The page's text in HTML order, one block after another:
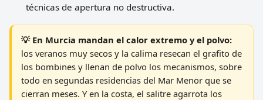
técnicas de apertura no destructiva.
💡 En Murcia mandan el calor extremo y el polvo:
los veranos muy secos y la calima resecan el grafito de
los bombines y llenan de polvo los mecanismos, sobre
todo en segundas residencias del Mar Menor que se
cierran meses. Y en la costa, el salitre agarrota los